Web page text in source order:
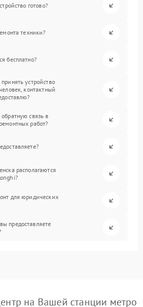
готово?
техники?
бесплатно?
устройство
контактный
связь в
работ?
располагаются
для юридических
предоставляете
на Вашей станции метро